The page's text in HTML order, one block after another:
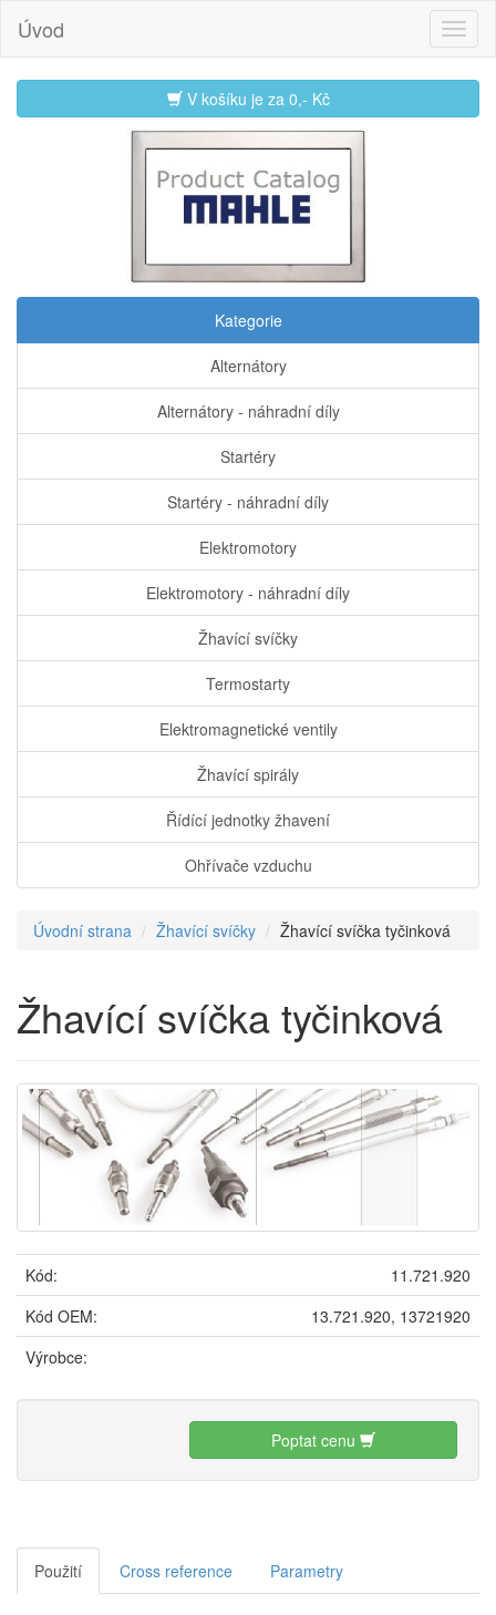
Úvod
V košíku je za 0,- Kč
Kategorie
Alternátory
Alternátory - náhradní díly
Startéry
Startéry - náhradní díly
Elektromotory
Elektromotory - náhradní díly
Žhavící svíčky
Termostarty
Elektromagnetické ventily
Žhavící spirály
Řídící jednotky žhavení
Ohřívače vzduchu
Úvodní strana Žhavící svíčky Žhavící svíčka tyčinková
Žhavící svíčka tyčinková
Kód:
11.721.920
Kód OEM:
13.721.920, 13721920
Výrobce:
Poptat cenu
Použití Cross reference Parametry